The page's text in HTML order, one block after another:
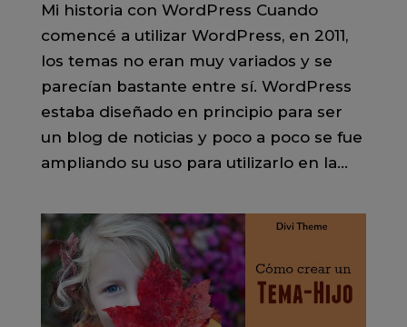
Mi historia con WordPress Cuando
comencé a utilizar WordPress, en 2011,
los temas no eran muy variados y se
parecían bastante entre sí. WordPress
estaba diseñado en principio para ser
un blog de noticias y poco a poco se fue
ampliando su uso para utilizarlo en la...